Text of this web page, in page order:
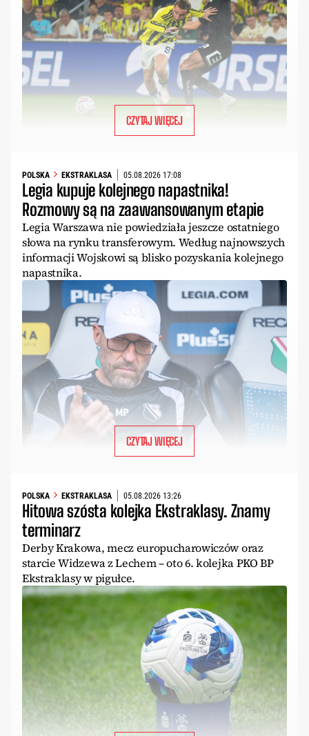
CZYTAJ WIĘCEJ
POLSKA EKSTRAKLASA 05.08.2026 17:08
Legia kupuje kolejnego napastnika!
Rozmowy są na zaawansowanym etapie
Legia Warszawa nie powiedziała jeszcze ostatniego
słowa na rynku transferowym. Według najnowszych
informacji Wojskowi są blisko pozyskania kolejnego
napastnika.
CZYTAJ WIĘCEJ
POLSKA EKSTRAKLASA 05.08.2026 13:26
Hitowa szósta kolejka Ekstraklasy. Znamy
terminarz
Derby Krakowa, mecz europucharowiczów oraz
starcie Widzewa z Lechem – oto 6. kolejka PKO BP
Ekstraklasy w pigułce.